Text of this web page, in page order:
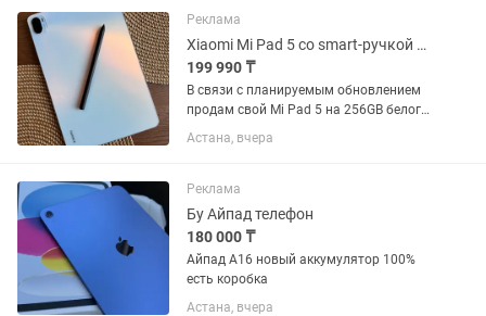
работе. Технические...
Реклама
Xiaomi Mi Pad 5 со smart-ручкой Mi Pen, 256GB, б/у
199 990 ₸
В связи с планируемым обновлением
продам свой Mi Pad 5 на 256GB белого
цвета, в комплекте с чехлом, и smart-
ручкой Mi Pen (есть сменные
отлично себя показывает в...
Астана, вчера
Реклама
Бу Айпад телефон
180 000 ₸
Айпад А16 новый аккумулятор 100%
есть коробка
Астана, вчера